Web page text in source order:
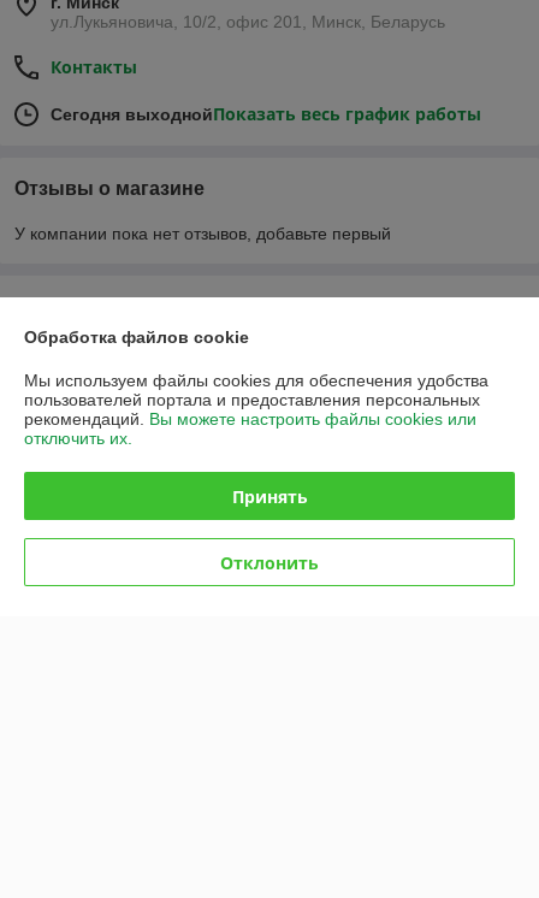
ул.Лукьяновича, 10/2, офис 201, Минск, Беларусь
Контакты
Сегодня выходнойПоказать весь график работы
Отзывы о магазине
У компании пока нет отзывов, добавьте первый
О нас
Доставка и оплата
График работы
Политика обработки cookies
Обработка файлов cookie
Мы используем файлы cookies для обеспечения удобства
пользователей портала и предоставления персональных
рекомендаций. Вы можете настроить файлы cookies или
отключить их.
Принять
Отклонить